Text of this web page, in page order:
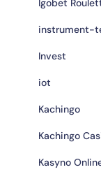
instrument-
Invest
iot
Kachingo
Kachingo
Kasyno